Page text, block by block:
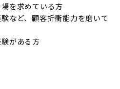
を求めている方
など、顧客折衝能力を磨いて
がある方